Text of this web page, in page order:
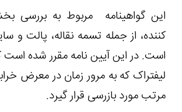
این گواهینامه مربوط به بررسی
کننده، از جمله تسمه نقاله، پالت و
است. در این آیین نامه مقرر شده
لیفتراک که به مرور زمان در معرض
مرتب مورد بازرسی قرار گیرد.